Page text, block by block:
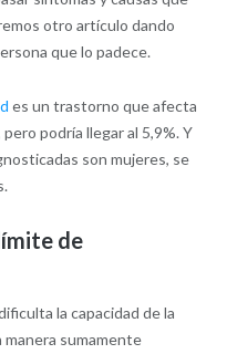
otro artículo dando
que lo padece.
es un trastorno que afecta
podría llegar al 5,9%. Y
son mujeres, se
de
la capacidad de la
manera sumamente